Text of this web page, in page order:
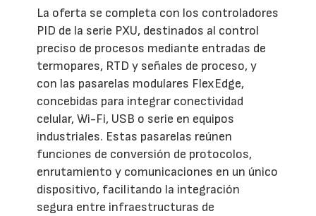
La oferta se completa con los controladores
PID de la serie PXU, destinados al control
preciso de procesos mediante entradas de
termopares, RTD y señales de proceso, y
con las pasarelas modulares FlexEdge,
concebidas para integrar conectividad
celular, Wi-Fi, USB o serie en equipos
industriales. Estas pasarelas reúnen
funciones de conversión de protocolos,
enrutamiento y comunicaciones en un único
dispositivo, facilitando la integración
segura entre infraestructuras de